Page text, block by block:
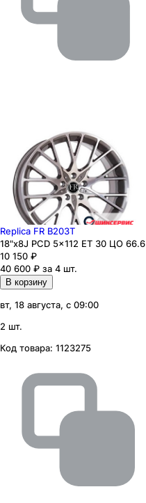
Replica FR B203T
18"x8J PCD 5x112 ЕТ 30 ЦО 66.6
10 150 ₽
40 600 ₽ за 4 шт.
В корзину
вт, 18 августа, с 09:00
2 шт.
Код товара: 1123275